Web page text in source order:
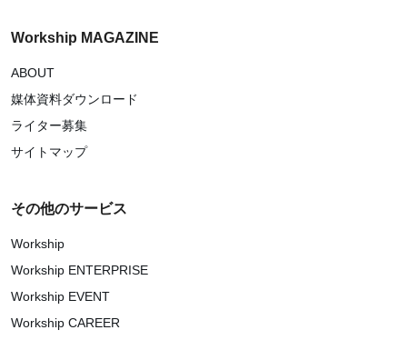
Workship MAGAZINE
ABOUT
媒体資料ダウンロード
ライター募集
サイトマップ
その他のサービス
Workship
Workship ENTERPRISE
Workship EVENT
Workship CAREER